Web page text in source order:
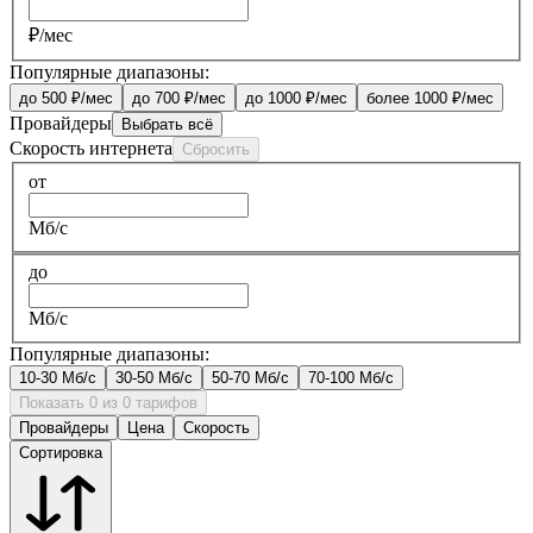
₽/мес
Популярные диапазоны:
до 500 ₽/мес до 700 ₽/мес до 1000 ₽/мес более 1000 ₽/мес
Провайдеры Выбрать всё
Скорость интернета Сбросить
от
Мб/с
до
Мб/с
Популярные диапазоны:
10-30 Мб/с 30-50 Мб/с 50-70 Мб/с
70-100 Мб/с
Показать 0 из 0 тарифов
Провайдеры
Цена
Скорость
Сортировка